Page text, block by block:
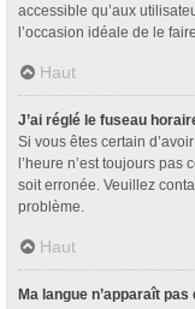
accessible qu’aux
l’occasion idéale de le
Haut
J’ai réglé le fuseau
Si vous êtes certain
l’heure n’est toujours pas
soit erronée. Veuillez
problème.
Haut
Ma langue n’apparaît pas